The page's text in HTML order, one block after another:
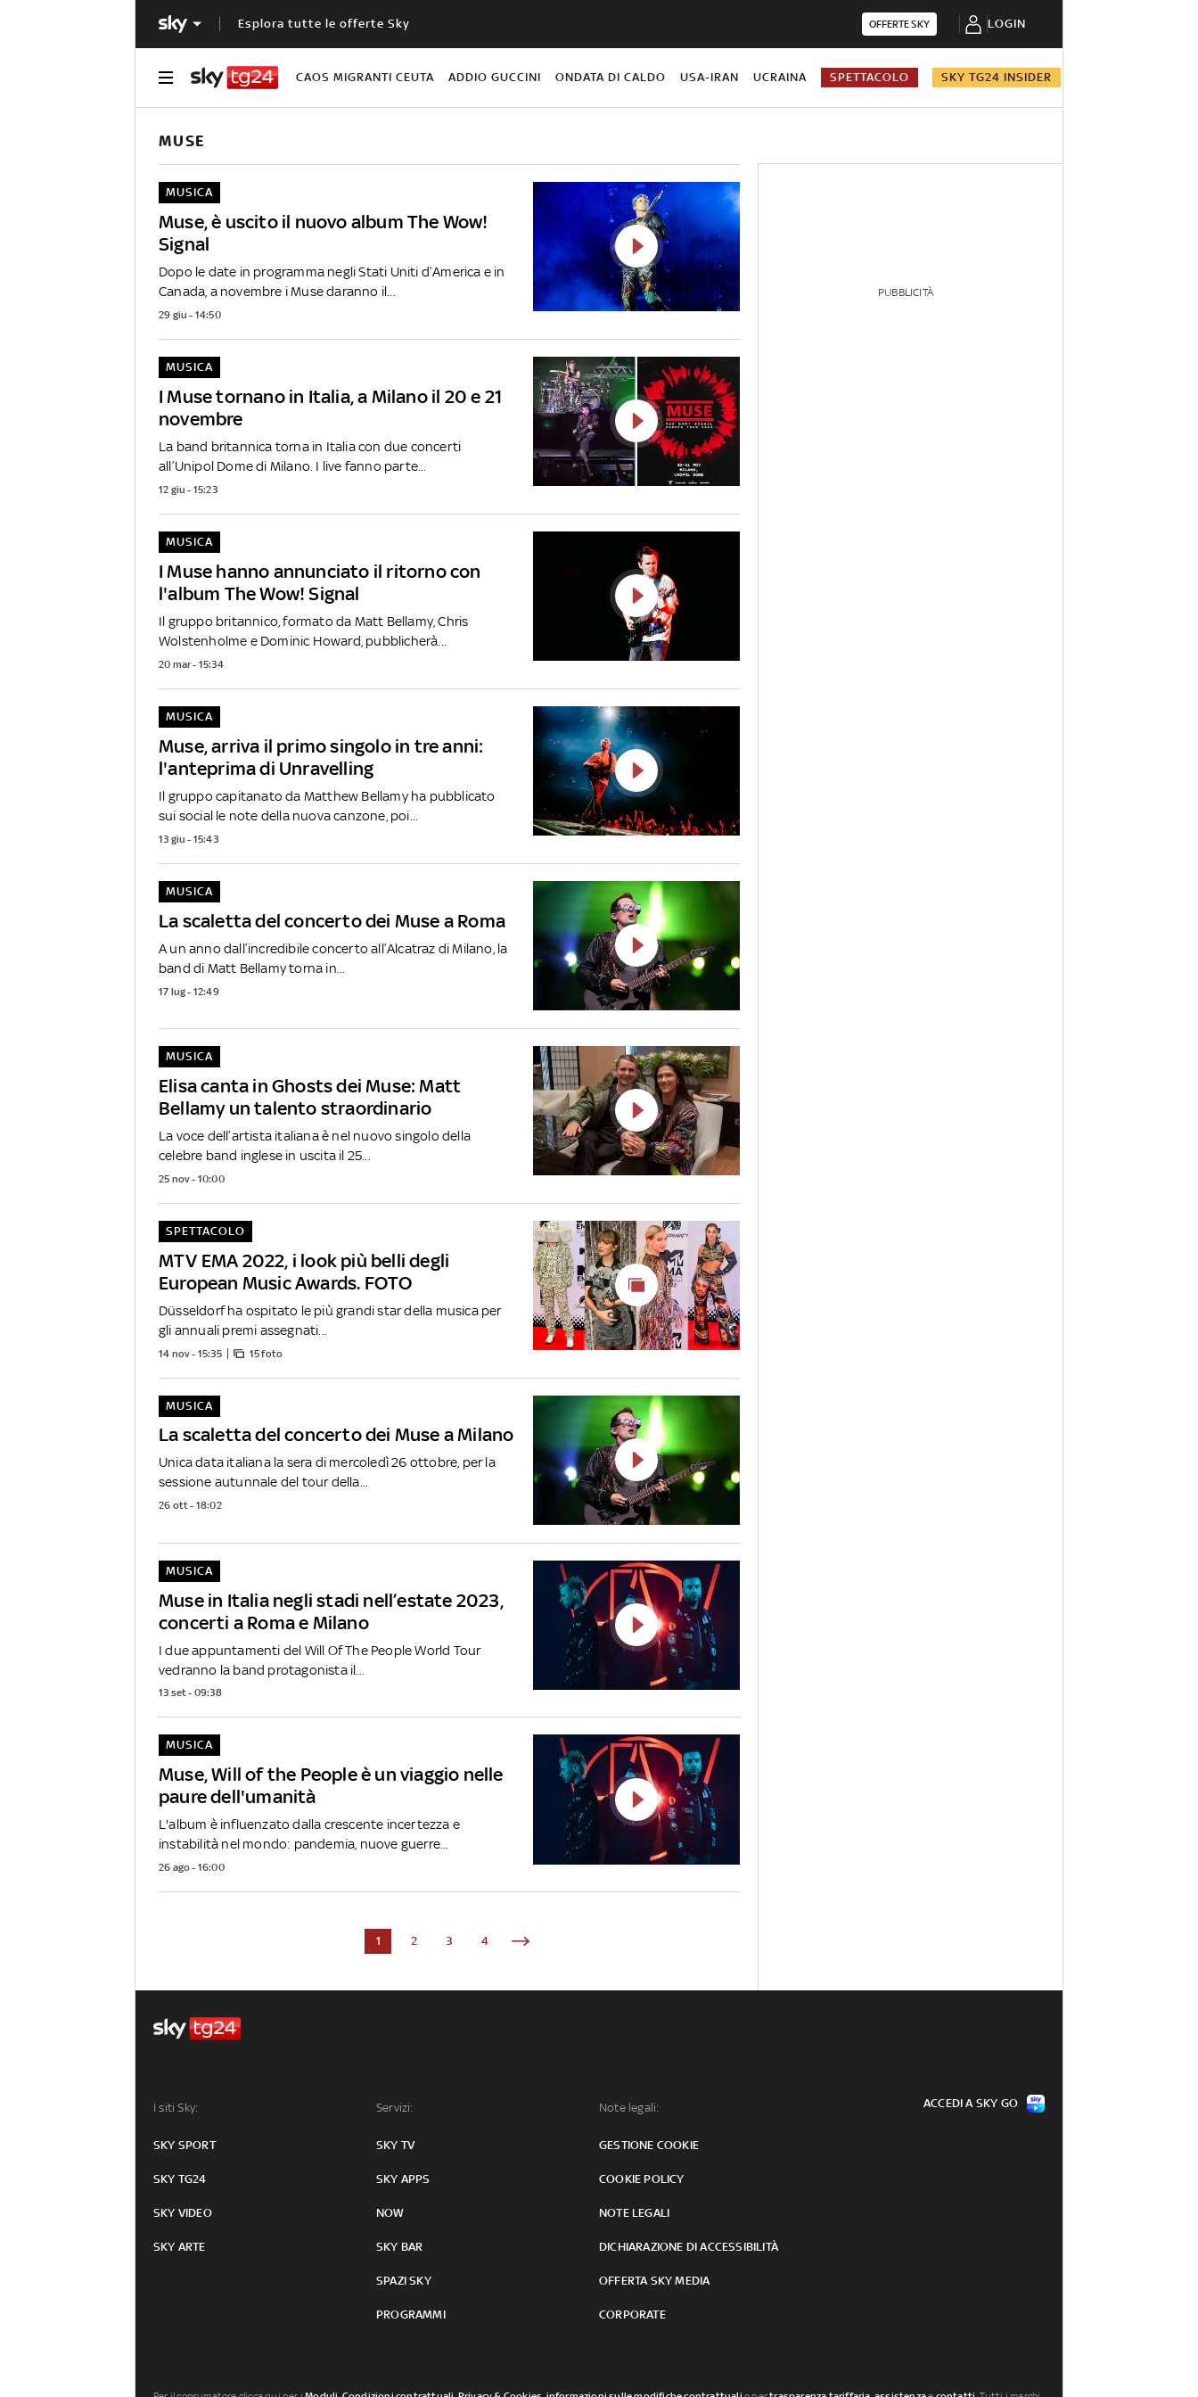
Esplora tutte le offerte Sky OFFERTE SKY LOGIN
CAOS MIGRANTI CEUTA ADDIO GUCCINI ONDATA DI CALDO USA-IRAN UCRAINA SPETTACOLO SKY TG24 INSIDER
MUSE
Muse, è uscito il nuovo album The Wow!
Signal
MUSICA
Dopo le date in programma negli Stati Uniti d’America e in
Canada, a novembre i Muse daranno il...
29 giu - 14:50
I Muse tornano in Italia, a Milano il 20 e 21
novembre
MUSICA
La band britannica torna in Italia con due concerti
all’Unipol Dome di Milano. I live fanno parte...
12 giu - 15:23
I Muse hanno annunciato il ritorno con
l'album The Wow! Signal
MUSICA
Il gruppo britannico, formato da Matt Bellamy, Chris
Wolstenholme e Dominic Howard, pubblicherà...
20 mar - 15:34
Muse, arriva il primo singolo in tre anni:
l'anteprima di Unravelling
MUSICA
Il gruppo capitanato da Matthew Bellamy ha pubblicato
sui social le note della nuova canzone, poi...
13 giu - 15:43
La scaletta del concerto dei Muse a Roma
MUSICA
A un anno dall’incredibile concerto all’Alcatraz di Milano, la
band di Matt Bellamy torna in...
17 lug - 12:49
Elisa canta in Ghosts dei Muse: Matt
Bellamy un talento straordinario
MUSICA
La voce dell’artista italiana è nel nuovo singolo della
celebre band inglese in uscita il 25...
25 nov - 10:00
MTV EMA 2022, i look più belli degli
European Music Awards. FOTO
SPETTACOLO
Düsseldorf ha ospitato le più grandi star della musica per
gli annuali premi assegnati...
14 nov - 15:35 15 foto
La scaletta del concerto dei Muse a Milano
MUSICA
Unica data italiana la sera di mercoledì 26 ottobre, per la
sessione autunnale del tour della...
26 ott - 18:02
Muse in Italia negli stadi nell’estate 2023,
concerti a Roma e Milano
MUSICA
I due appuntamenti del Will Of The People World Tour
vedranno la band protagonista il...
13 set - 09:38
Muse, Will of the People è un viaggio nelle
paure dell'umanità
MUSICA
L'album è influenzato dalla crescente incertezza e
instabilità nel mondo: pandemia, nuove guerre...
26 ago - 16:00
1 2 3 4
PUBBLICITÀ
I siti Sky:
SKY SPORT
SKY TG24
SKY VIDEO
SKY ARTE
Servizi:
SKY TV
SKY APPS
NOW
SKY BAR
SPAZI SKY
PROGRAMMI
Note legali:
GESTIONE COOKIE
COOKIE POLICY
NOTE LEGALI
DICHIARAZIONE DI ACCESSIBILITÀ
OFFERTA SKY MEDIA
CORPORATE
ACCEDI A SKY GO